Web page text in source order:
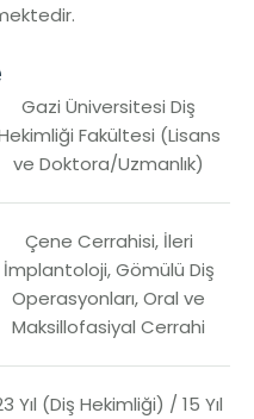
Gazi Üniversitesi Diş
Fakültesi (Lisans
ve Doktora/Uzmanlık)
Çene Cerrahisi, İleri
İmplantoloji, Gömülü Diş
Operasyonları, Oral ve
Maksillofasiyal Cerrahi
Yıl (Diş Hekimliği) / 15 Yıl